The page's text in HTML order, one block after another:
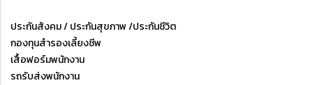
ประกันสังคม / ประกันสุขภาพ /ประกันชีวิต
กองทุนสำรองเลี้ยงชีพ
เสื้อฟอร์มพนักงาน
รถรับส่งพนักงาน